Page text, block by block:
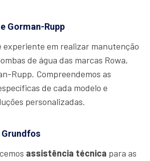
Gorman-Rupp
experiente em realizar manutenção
de água das marcas Rowa,
Rupp. Compreendemos as
de cada modelo e
personalizadas.
Grundfos
assistência técnica para as